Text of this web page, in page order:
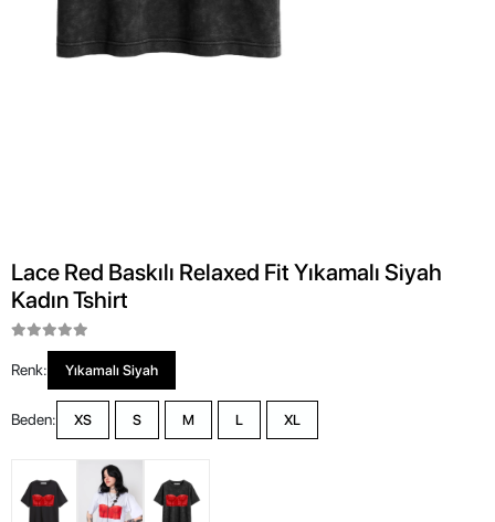
Lace Red Baskılı Relaxed Fit Yıkamalı Siyah
Kadın Tshirt
Renk: Yıkamalı Siyah
Beden: XS S M L XL